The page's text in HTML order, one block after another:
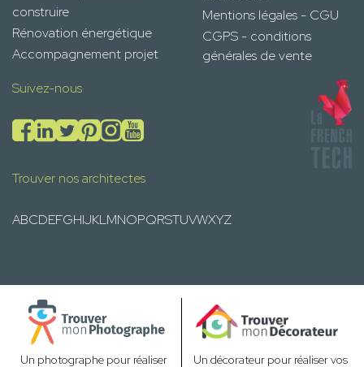
construire
Rénovation énergétique
Accompagnement projet
Mentions légales - CGU
CGPS - conditions
générales de vente
Suivez-nous
Trouver nos architectes
ABCDEFGHIJKLMNOPQRSTUVWXYZ
Un photographe pour réaliser
Un décorateur pour réaliser vos